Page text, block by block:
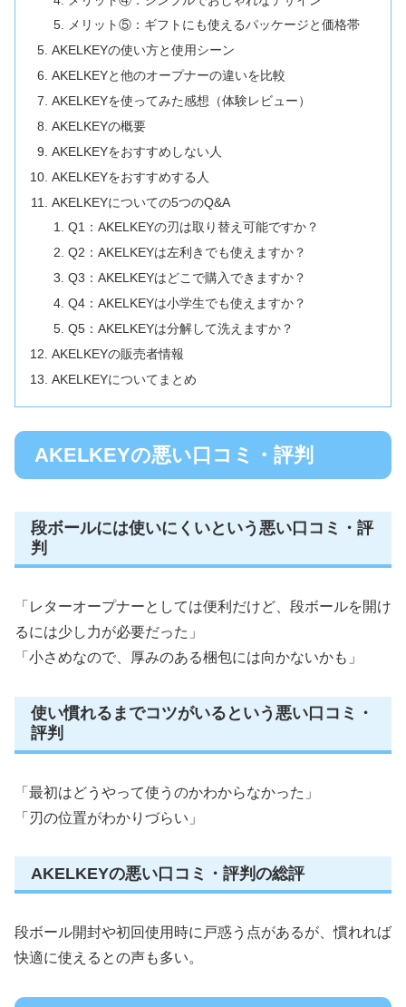
メリット⑤：ギフトにも使えるパッケージと価格帯
AKELKEYの使い方と使用シーン
AKELKEYと他のオープナーの違いを比較
AKELKEYを使ってみた感想（体験レビュー）
AKELKEYの概要
AKELKEYをおすすめしない人
AKELKEYをおすすめする人
AKELKEYについての5つのQ&A
Q1：AKELKEYの刃は取り替え可能ですか？
Q2：AKELKEYは左利きでも使えますか？
Q3：AKELKEYはどこで購入できますか？
Q4：AKELKEYは小学生でも使えますか？
Q5：AKELKEYは分解して洗えますか？
AKELKEYの販売者情報
AKELKEYについてまとめ
AKELKEYの悪い口コミ・評判
段ボールには使いにくいという悪い口コミ・評
判
「レターオープナーとしては便利だけど、段ボールを開け
るには少し力が必要だった」
「小さめなので、厚みのある梱包には向かないかも」
使い慣れるまでコツがいるという悪い口コミ・
評判
「最初はどうやって使うのかわからなかった」
「刃の位置がわかりづらい」
AKELKEYの悪い口コミ・評判の総評
段ボール開封や初回使用時に戸惑う点があるが、慣れれば
快適に使えるとの声も多い。